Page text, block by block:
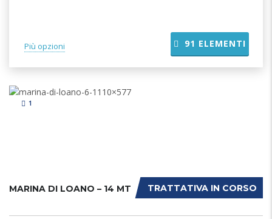
Più opzioni 91 ELEMENTI
1
TRATTATIVA IN CORSO
MARINA DI LOANO – 14 MT